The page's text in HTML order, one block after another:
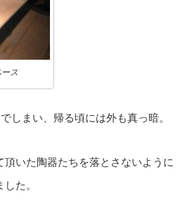
ス
しまい、帰る頃には外も真っ暗。
いた陶器たちを落とさないように
た。